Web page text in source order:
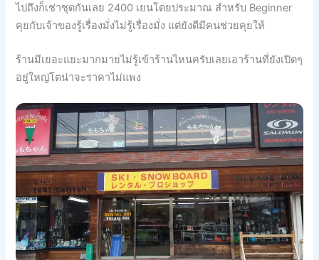
ไปถึงก็เช่าชุดกันเลย 2400 เยนโดยประมาณ สำหรับ Beginner
คุยกับเจ้าของรู้เรื่องมั่งไม่รู้เรื่องมั่ง แต่ยังดีมีคนช่วยคุยให้
ร้านมีเยอะแยะมากมายไม่รู้เข้าร้านไหนครับเลยเอาร้านที่ยังเปิดๆ
อยู่ใหญ่โตน่าจะราคาไม่แพง